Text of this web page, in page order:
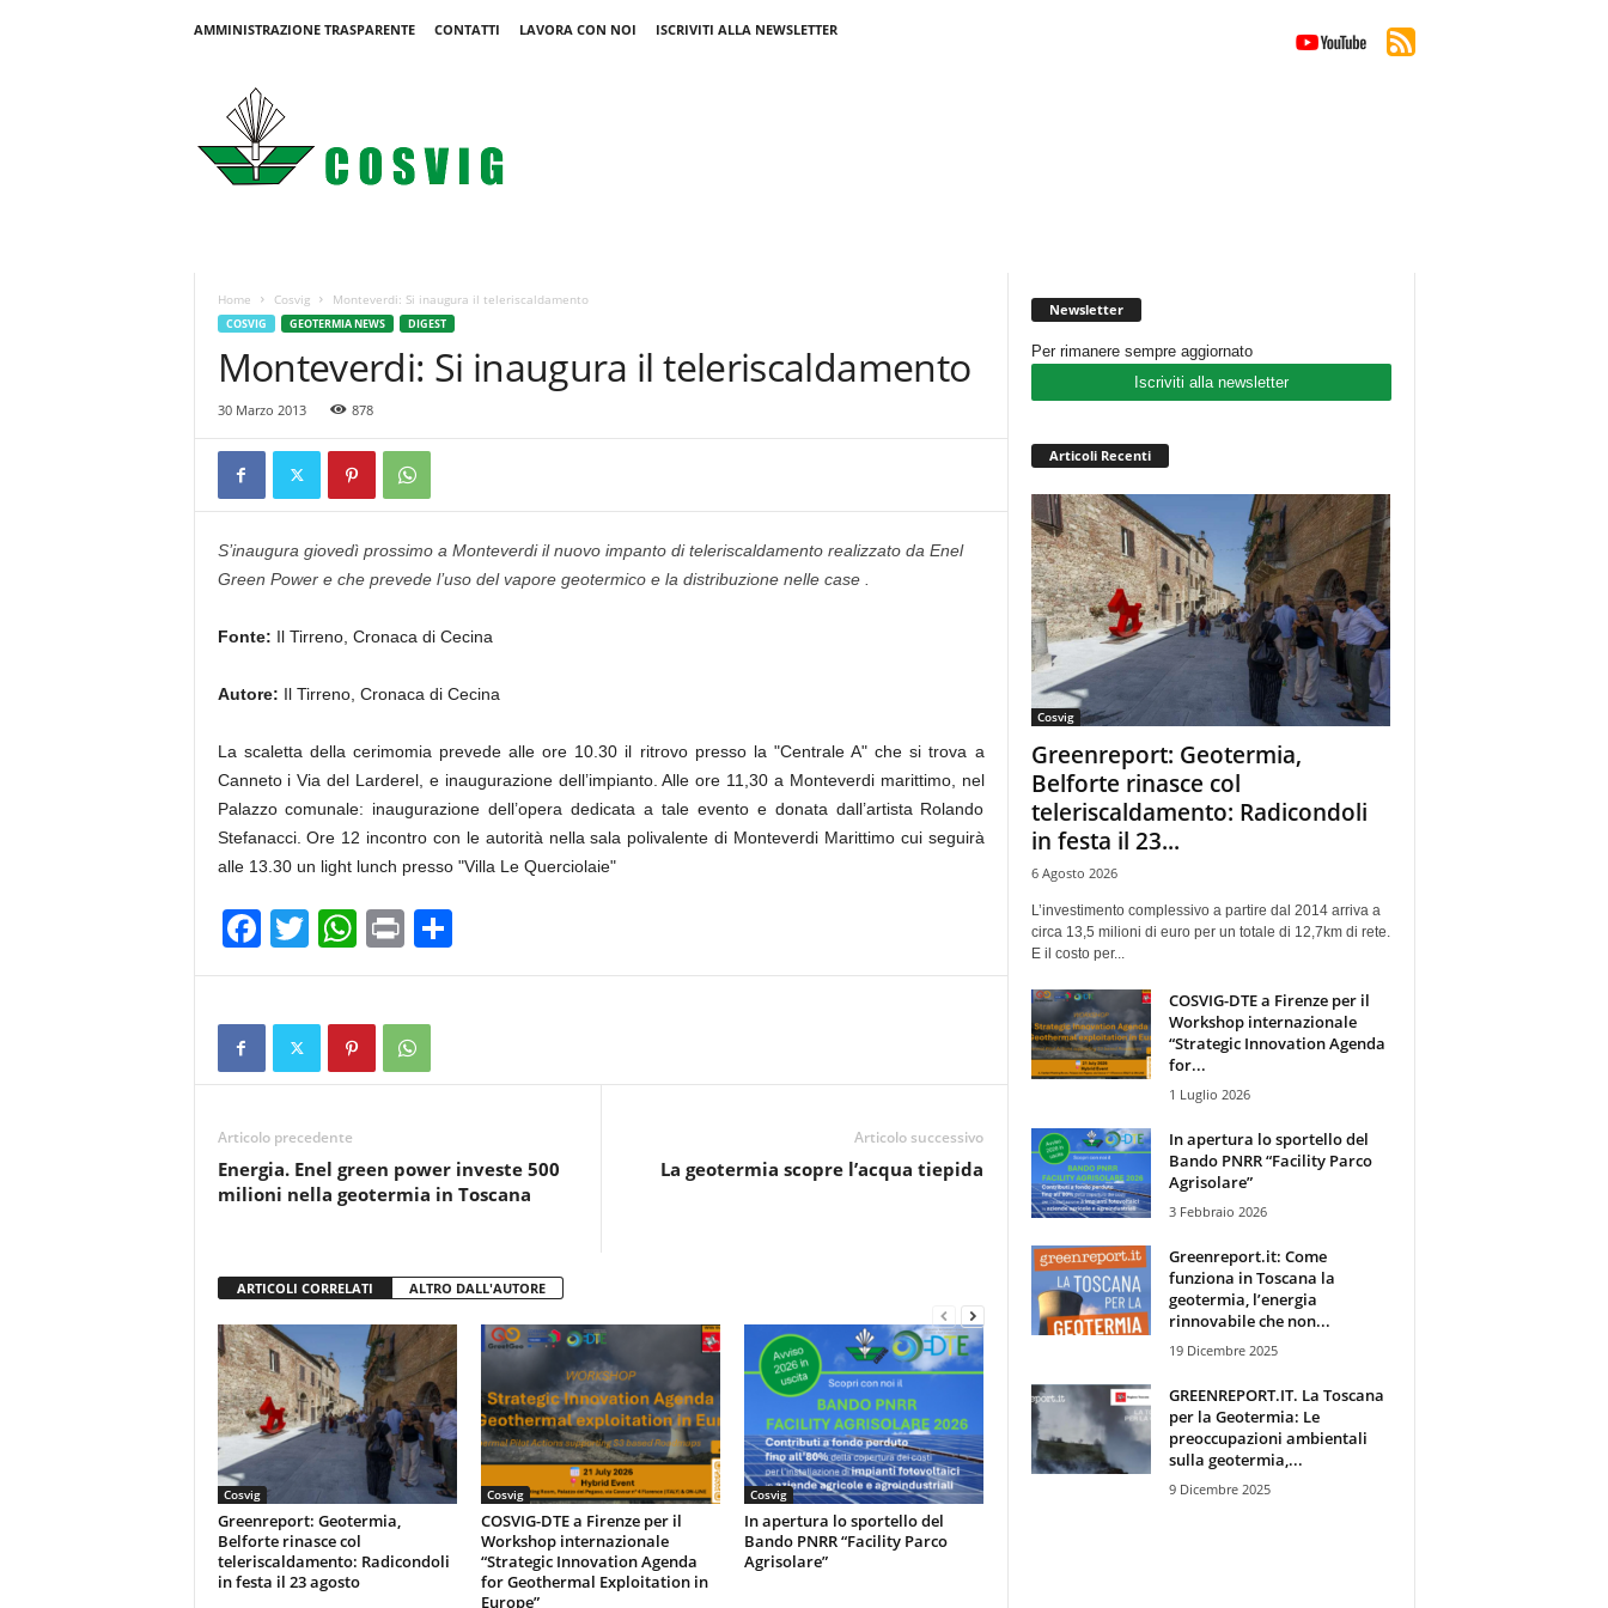
AMMINISTRAZIONE TRASPARENTE CONTATTI LAVORA CON NOI ISCRIVITI ALLA NEWSLETTER
Home Cosvig Monteverdi: Si inaugura il teleriscaldamento
COSVIG GEOTERMIA NEWS DIGEST
Monteverdi: Si inaugura il teleriscaldamento
30 Marzo 2013 878
S’inaugura giovedì prossimo a Monteverdi il nuovo impanto di teleriscaldamento realizzato da Enel
Green Power e che prevede l’uso del vapore geotermico e la distribuzione nelle case .
Fonte: Il Tirreno, Cronaca di Cecina
Autore: Il Tirreno, Cronaca di Cecina
La scaletta della cerimomia prevede alle ore 10.30 il ritrovo presso la "Centrale A" che si trova a
Canneto i Via del Larderel, e inaugurazione dell’impianto. Alle ore 11,30 a Monteverdi marittimo, nel
Palazzo comunale: inaugurazione dell’opera dedicata a tale evento e donata dall’artista Rolando
Stefanacci. Ore 12 incontro con le autorità nella sala polivalente di Monteverdi Marittimo cui seguirà
alle 13.30 un light lunch presso "Villa Le Querciolaie"
F
a
b
o
k
T
wi
W
h
s
A
p
Pr
in o
vi
Articolo precedente
Energia. Enel green power investe 500
milioni nella geotermia in Toscana
Articolo successivo
La geotermia scopre l’acqua tiepida
ARTICOLI CORRELATI ALTRO DALL'AUTORE
Cosvig
Greenreport: Geotermia,
Belforte rinasce col
teleriscaldamento: Radicondoli
in festa il 23 agosto
Cosvig
COSVIG-DTE a Firenze per il
Workshop internazionale
“Strategic Innovation Agenda
for Geothermal Exploitation in
Europe”
Cosvig
In apertura lo sportello del
Bando PNRR “Facility Parco
Agrisolare”
Newsletter
Per rimanere sempre aggiornato
Iscriviti alla newsletter
Articoli Recenti
Cosvig
Greenreport: Geotermia,
Belforte rinasce col
teleriscaldamento: Radicondoli
in festa il 23...
6 Agosto 2026
L’investimento complessivo a partire dal 2014 arriva a
circa 13,5 milioni di euro per un totale di 12,7km di rete.
E il costo per...
COSVIG-DTE a Firenze per il
Workshop internazionale
“Strategic Innovation Agenda
for...
1 Luglio 2026
In apertura lo sportello del
Bando PNRR “Facility Parco
Agrisolare”
3 Febbraio 2026
Greenreport.it: Come
funziona in Toscana la
geotermia, l’energia
rinnovabile che non...
19 Dicembre 2025
GREENREPORT.IT. La Toscana
per la Geotermia: Le
preoccupazioni ambientali
sulla geotermia,...
9 Dicembre 2025